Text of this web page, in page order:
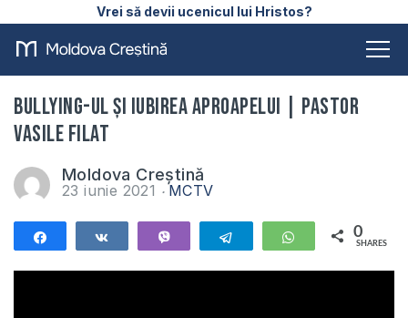
Vrei să devii ucenicul lui Hristos?
Bullying-ul și iubirea aproapelui | Pastor
Vasile Filat
Moldova Creștină
23 iunie 2021 MCTV
Telegram WhatsApp
0
SHARES